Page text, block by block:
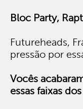
Bloc Party,
Futureheads,
pressão por
Vocês
essas faixas